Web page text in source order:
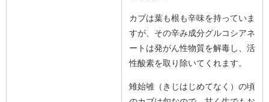
カブは葉も根も辛味を持っていま
すが、その辛み成分グルコシアネ
ートは発がん性物質を解毒し、活
性酸素を取り除いてくれます。
雉始雊（きじはじめてなく）の頃